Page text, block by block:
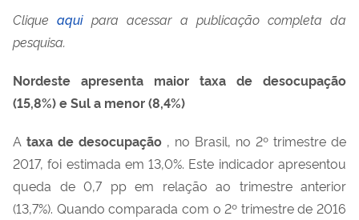
Cliqueaquipara acessar a publicação completa da
pesquisa.
Nordeste apresenta maior taxa de desocupação
(15,8%) e Sul a menor (8,4%)
A taxa de desocupação , no Brasil, no 2º trimestre de
2017, foi estimada em 13,0%. Este indicador apresentou
queda de 0,7 pp em relação ao trimestre anterior
(13,7%). Quando comparada com o 2º trimestre de 2016